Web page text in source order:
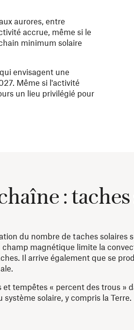
aurores, entre
accrue, même si le
minimum solaire
envisagent une
Même si l'activité
un lieu privilégié pour
:
du nombre de taches solaires
magnétique limite la
Il arrive également que se
et tempêtes « percent des trous »
solaire, y compris la Terre.